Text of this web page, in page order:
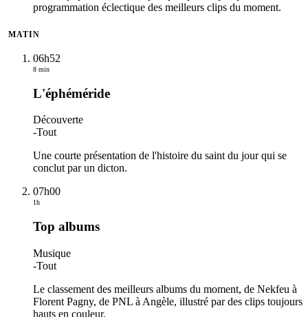
programmation éclectique des meilleurs clips du moment.
MATIN
06h52
8 min
L'éphéméride
Découverte
-Tout
Une courte présentation de l'histoire du saint du jour qui se
conclut par un dicton.
07h00
1h
Top albums
Musique
-Tout
Le classement des meilleurs albums du moment, de Nekfeu à
Florent Pagny, de PNL à Angèle, illustré par des clips toujours
hauts en couleur.